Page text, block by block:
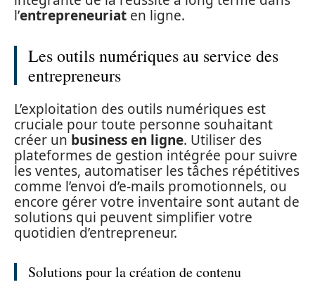
l’entrepreneuriat en ligne.
Les outils numériques au service des
entrepreneurs
L’exploitation des outils numériques est
cruciale pour toute personne souhaitant
créer un business en ligne. Utiliser des
plateformes de gestion intégrée pour suivre
les ventes, automatiser les tâches répétitives
comme l’envoi d’e-mails promotionnels, ou
encore gérer votre inventaire sont autant de
solutions qui peuvent simplifier votre
quotidien d’entrepreneur.
Solutions pour la création de contenu